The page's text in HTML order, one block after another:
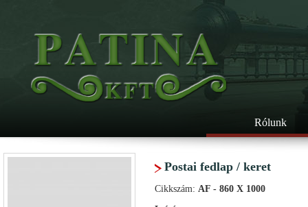
Rólunk
Postai fedlap / keret
Cikkszám: AF - 860 X 1000